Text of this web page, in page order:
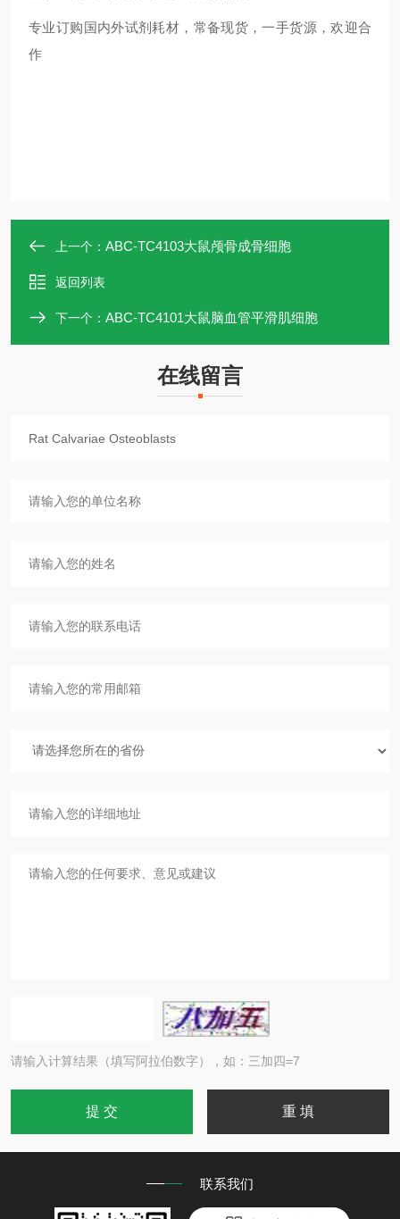
专业订购国内外试剂耗材，常备现货，一手货源，欢迎合
作
上一个： ABC-TC4103大鼠颅骨成骨细胞
返回列表
下一个： ABC-TC4101大鼠脑血管平滑肌细胞
在线留言
请输入计算结果（填写阿拉伯数字），如：三加四=7
联系我们